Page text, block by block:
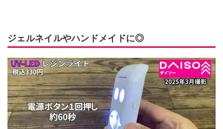
ジェルネイルやハンドメイドに◎